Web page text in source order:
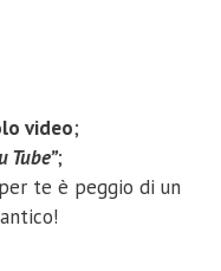
video;
Tube”;
te è peggio di un